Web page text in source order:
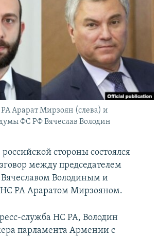
Азатутюн
Арарат Мирзоян (слева) и
ФС РФ Вячеслав Володин
стороны состоялся
между председателем
Володиным и
НС РА Араратом Мирзояном.
служба НС РА, Володин
парламента Армении с